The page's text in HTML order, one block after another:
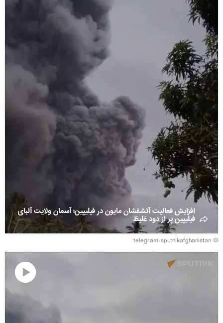
افزایش فعالیت آتشفشان مایون در فیلیپین؛ آسمان ولایت آلبای
فیلیپین پر از دود غلیظ
© telegram sputnikafghanistan
پخش